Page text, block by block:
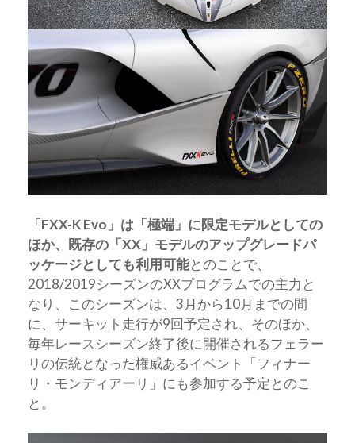
「FXX-K Evo」は「極端」に限定モデルとしての
ほか、既存の「XX」モデルのアップグレードパ
ッケージとしても利用可能とのことで、
2018/2019シーズンのXXプログラムでの主力と
なり、このシーズンは、3月から10月までの間
に、サーキット走行が9回予定され、そのほか、
毎年レースシーズン終了後に開催されるフェラー
リの伝統となった権威あるイベント「フィナー
リ・モンディアーリ」にも参加する予定とのこ
と。